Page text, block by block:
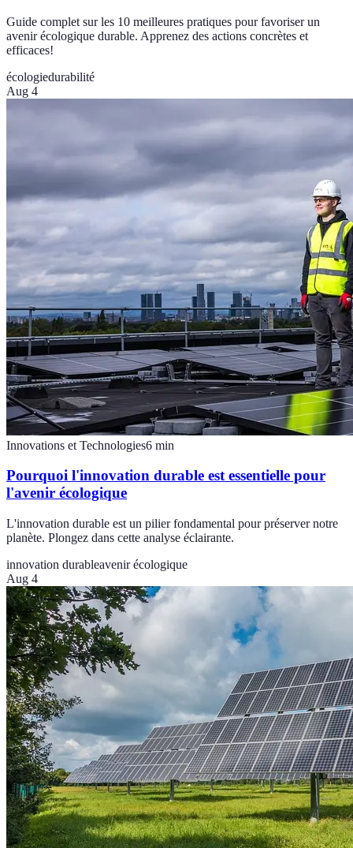
Guide complet sur les 10 meilleures pratiques pour favoriser un
avenir écologique durable. Apprenez des actions concrètes et
efficaces!
écologiedurabilité
Aug 4
Innovations et Technologies6 min
Pourquoi l'innovation durable est essentielle pour
l'avenir écologique
L'innovation durable est un pilier fondamental pour préserver notre
planète. Plongez dans cette analyse éclairante.
innovation durableavenir écologique
Aug 4